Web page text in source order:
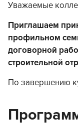
Уважаемые
Приглашаем
профильном
договорной
строительной
По завершению